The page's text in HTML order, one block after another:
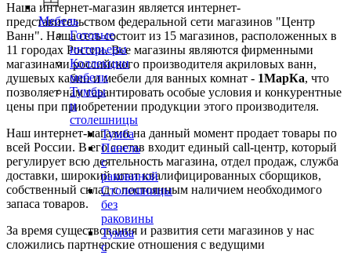
Мебель
Готовые
интерьеры
Коллекции
мебели
Тумбы
и
столешницы
Тумба
Панель
с
раковиной
Столешницы
без
раковины
Тумба
с
Наша интернет-магазин является интернет-
представительством федеральной сети магазинов "Центр
Ванн". Наша сеть состоит из 15 магазинов, расположенных в
11 городах России. Все магазины являются фирменными
магазинами российского производителя акриловых ванн,
душевых кабин и мебели для ванных комнат - 1МарКа, что
позволяет нам гарантировать особые условия и конкурентные
цены при приобретении продукции этого производителя.
Наш интернет-магазин на данный момент продает товары по
всей России. В его состав входит единый call-центр, который
регулирует всю деятельность магазина, отдел продаж, служба
доставки, широкий штат квалифицированных сборщиков,
собственный склад c постоянным наличием необходимого
запаса товаров.
За время существования и развития сети магазинов у нас
сложились партнерские отношения с ведущими